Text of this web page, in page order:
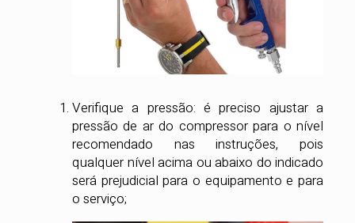
Verifique a pressão: é preciso ajustar a
pressão de ar do compressor para o nível
recomendado nas instruções, pois
qualquer nível acima ou abaixo do indicado
será prejudicial para o equipamento e para
o serviço;